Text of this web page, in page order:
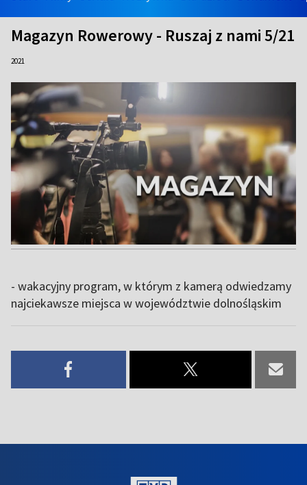
Magazyn Rowerowy - Ruszaj z nami 5/21
2021
- wakacyjny program, w którym z kamerą odwiedzamy
najciekawsze miejsca w województwie dolnośląskim